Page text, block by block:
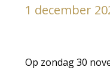
1 december
Op zondag 30